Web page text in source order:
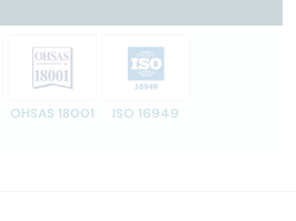
OHSAS 18001 ISO 16949